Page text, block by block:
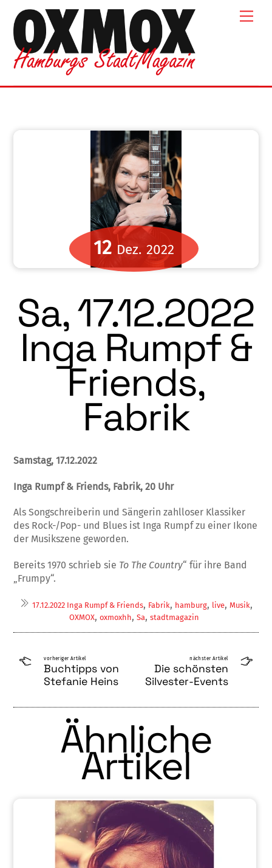
content
12 Dez. 2022
Sa, 17.12.2022
Inga Rumpf &
Friends,
Fabrik
Samstag,17.12.2022
Inga Rumpf & Friends, Fabrik, 20 Uhr
Als Songschreiberin und Sängerin zahlloser Klassiker
des Rock-/Pop- und Blues ist Inga Rumpf zu einer Ikone
der Musikszene geworden.
Bereits 1970 schrieb sie To The Country“ für ihre Band
„Frumpy“.
17.12.2022 Inga Rumpf & Friends, Fabrik, hamburg, live, Musik,
OXMOX, oxmoxhh, Sa, stadtmagazin
vorheriger Artikel
Buchtipps von
Stefanie Heins
nächster Artikel
Die schönsten
Silvester-Events
Ähnliche
Artikel